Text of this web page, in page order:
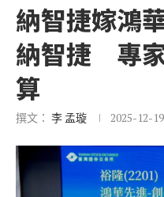
納智捷嫁鴻
納智捷 專
算
撰文： 李 孟璇 2025-12-19